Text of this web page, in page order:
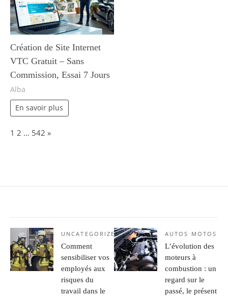
Création de Site Internet
VTC Gratuit – Sans
Commission, Essai 7 Jours
Alba
En savoir plus
Page:
1 2 … 542 Next
»
UNCATEGORIZED
Comment
sensibiliser vos
employés aux
risques du
travail dans le
AUTOS MOTOS
L’évolution des
moteurs à
combustion : un
regard sur le
passé, le présent